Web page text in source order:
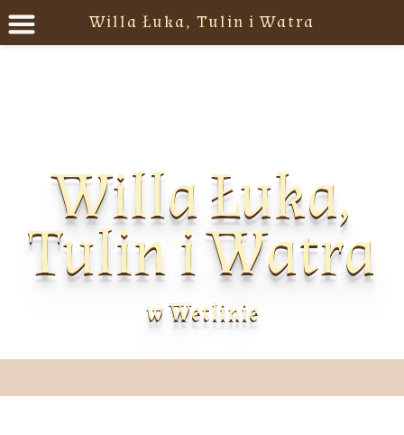
Willa Łuka,
Tulin i Watra
w Wetlinie
Willa Łuka, Tulin i Watra